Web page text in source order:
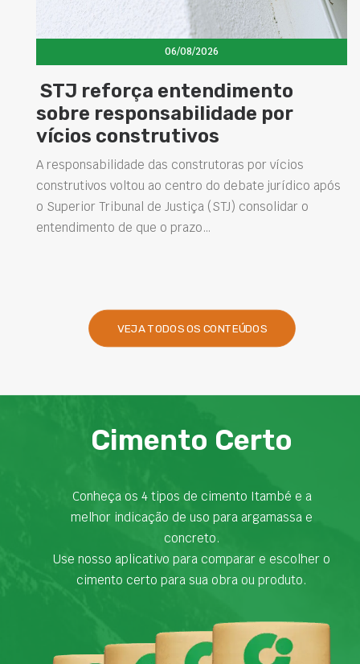
06/08/2026
Concretos aditivados e especiais
elevam desempenho das
estruturas e impulsionam novas
soluções na construção civil
Projetar estruturas mais duráveis, reduzir
intervenções de manutenção e melhorar o
desempenho das obras são desafios cada vez mais
VEJA TODOS OS CONTEÚDOS
Cimento Certo
Conheça os 4 tipos de cimento Itambé e a
melhor indicação de uso para argamassa e
concreto.
Use nosso aplicativo para comparar e escolher o
cimento certo para sua obra ou produto.